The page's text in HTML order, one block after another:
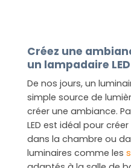
Créez une
un lampadaire LED
De nos jours, un
simple source de
créer une ambiance.
LED est idéal pour
dans la chambre ou
luminaires comme les